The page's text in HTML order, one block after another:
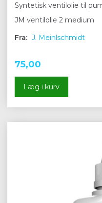
Syntetisk ventilolie til
JM ventilolie 2 medium
Fra: J. Meinlschmidt
75,00
Læg i kurv